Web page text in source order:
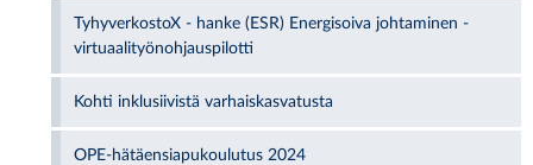
TyhyverkostoX - hanke (ESR) Energisoiva johtaminen -
virtuaalityönohjauspilotti
Kohti inklusiivistä varhaiskasvatusta
OPE-hätäensiapukoulutus 2024